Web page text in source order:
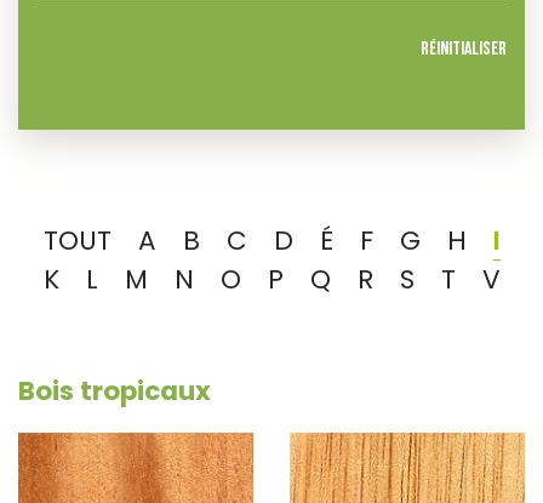
Réinitialiser
TOUT A B C D É F G H
I
K
L M N O P Q R S T V
Bois tropicaux